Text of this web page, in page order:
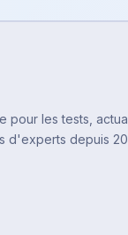
les tests,
d'experts depuis